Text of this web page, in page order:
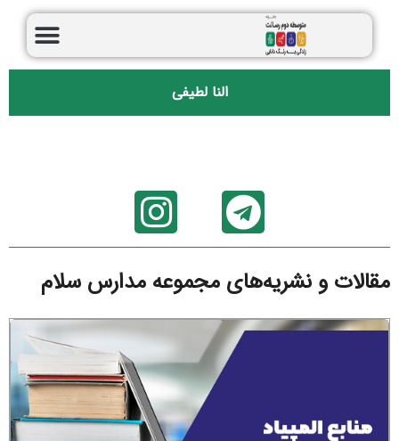
النا لطیفی
مقالات و نشریه‌های مجموعه مدارس سلام